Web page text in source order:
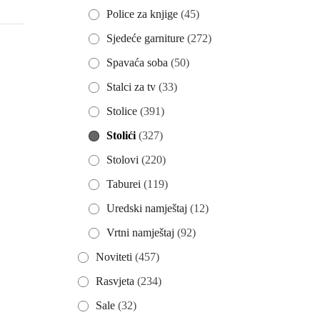
Police za knjige (45)
Sjedeće garniture (272)
Spavaća soba (50)
Stalci za tv (33)
Stolice (391)
Stolići (327)
Stolovi (220)
Taburei (119)
Uredski namještaj (12)
Vrtni namještaj (92)
Noviteti (457)
Rasvjeta (234)
Sale (32)